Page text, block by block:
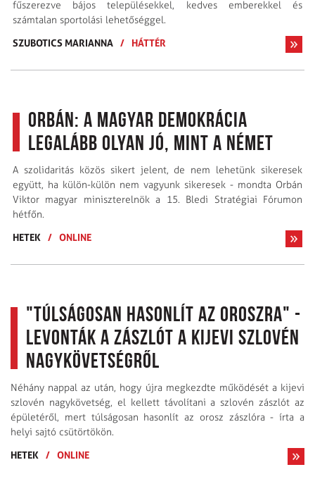
fűszerezve bájos településekkel, kedves emberekkel és
számtalan sportolási lehetőséggel.
SZUBOTICS MARIANNA / HÁTTÉR
Orbán: a magyar demokrácia
legalább olyan jó, mint a német
A szolidaritás közös sikert jelent, de nem lehetünk sikeresek
együtt, ha külön-külön nem vagyunk sikeresek - mondta Orbán
Viktor magyar miniszterelnök a 15. Bledi Stratégiai Fórumon
hétfőn.
HETEK
/ ONLINE
"Túlságosan hasonlít az oroszra" -
Levonták a zászlót a kijevi szlovén
nagykövetségről
Néhány nappal az után, hogy újra megkezdte működését a kijevi
szlovén nagykövetség, el kellett távolítani a szlovén zászlót az
épületéről, mert túlságosan hasonlít az orosz zászlóra - írta a
helyi sajtó csütörtökön.
HETEK
/ ONLINE